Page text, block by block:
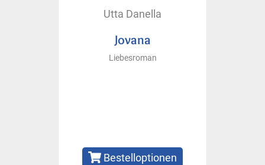
Utta Danella
Jovana
Liebesroman
Bestelloptionen